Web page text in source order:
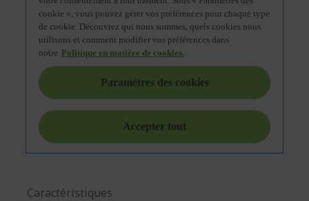
Caractéristiques